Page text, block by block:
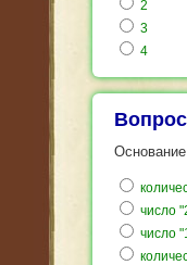
2
3
4
число
число